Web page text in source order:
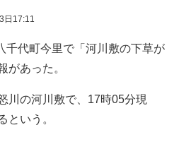
日17:11
千代町今里で「河川敷の下草が
があった。
川の河川敷で、17時05分現
という。